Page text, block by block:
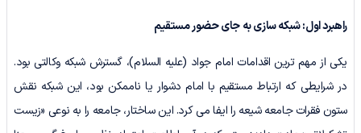
راهبرد اول:شبکه سازی به جای حضور مستقیم
یکی از مهم ترین اقدامات امام جواد (علیه السلام)، گسترش شبکه وکالتی بود.
در شرایطی که ارتباط مستقیم با امام دشوار یا ناممکن بود، این شبکه نقش
ستون فقرات جامعه شیعه را ایفا می کرد. این ساختار، جامعه را به نوعی «زیست